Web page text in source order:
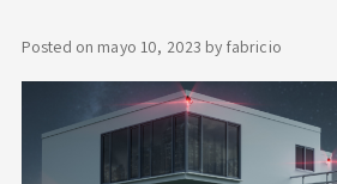
Sobre Protek
Trabaja con nosotros
Novedades
Posted on mayo 10, 2023 by fabricio